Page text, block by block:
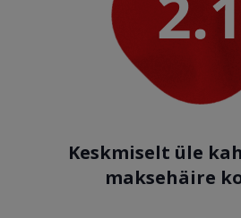
Keskmiselt üle
maksehäire